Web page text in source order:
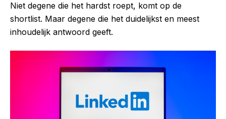
Niet degene die het hardst roept, komt op de
shortlist. Maar degene die het duidelijkst en meest
inhoudelijk antwoord geeft.